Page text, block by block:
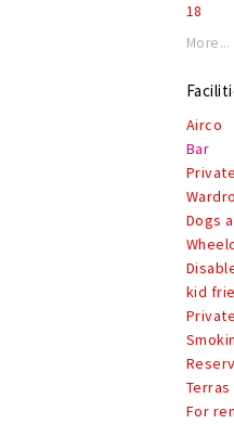
Soul
Folk
18
More...
Airco
Bar
Dogs
kid
Terras
For